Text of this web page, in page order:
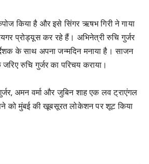
किया है और इसे सिंगर ऋषभ गिरी ने गाया
प्रोड्यूस कर रहे हैं। अभिनेत्री रुचि गुर्जर
के साथ अपना जन्मदिन मनाया है। साजन
रुचि गुर्जर का परिचय कराया।
अमन वर्मा और जुबिन शाह एक लव ट्राएंगल
को मुंबई की खूबसूरत लोकेशन पर शूट किया